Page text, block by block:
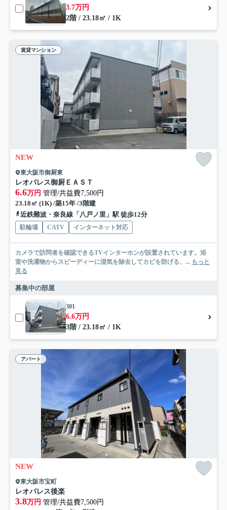
3.7万円
2階 / 23.18㎡ / 1K
賃貸マンション
NEW
東大阪市御厨東
レオパレス御厨ＥＡＳＴ
6.6万円 管理/共益費7,500円
23.18㎡ (1K) /築15年 /3階建
近鉄難波・奈良線「八戸ノ里」駅 徒歩12分
駐輪場 CATV インターネット対応
カメラで訪問者を確認できるTVインターホンが設置されています。浴
室や洗濯物からスピーディーに湿気を除去してカビを防げる、... もっと
見る
募集中の部屋
301
6.6万円
3階 / 23.18㎡ / 1K
アパート
NEW
東大阪市宝町
レオパレス後楽
3.8万円 管理/共益費7,500円